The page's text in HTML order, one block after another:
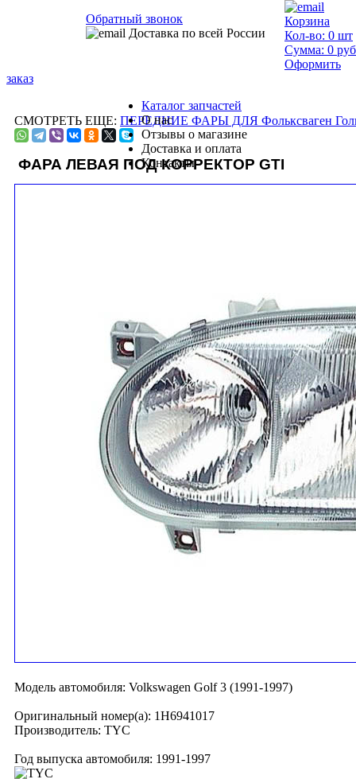
СМОТРЕТЬ ЕЩЕ: ПЕРЕДНИЕ ФАРЫ ДЛЯ Фольксваген
ФАРА ЛЕВАЯ ПОД КОРРЕКТОР GTI
Модель автомобиля: Volkswagen Golf 3 (1991-1997)
Оригинальный номер(а): 1H6941017
Производитель: TYC
Год выпуска автомобиля: 1991-1997
Обратный звонок
Доставка по всей России
Корзина
Кол-во: 0 шт
Сумма: 0
Оформить
заказ
Каталог запчастей
О нас
Отзывы о магазине
Доставка и оплата
Контакты